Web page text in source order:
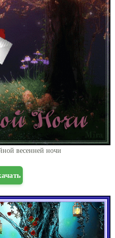
весенней ночи